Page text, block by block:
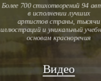
Более 700 стихотворений 94
в исполнении лучших
артистов страны, тысячи
иллюстраций и уникальный
основам красноречия
Видео